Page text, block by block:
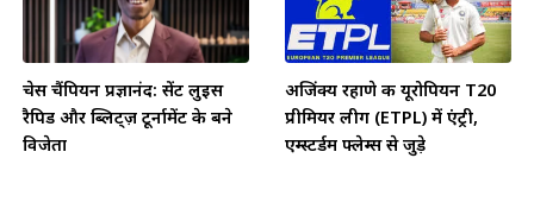
चेस चैंपियन प्रज्ञानंद: सेंट लुइस
रैपिड और ब्लिट्ज़ टूर्नामेंट के बने
विजेता
अजिंक्य रहाणे की यूरोपियन T20
प्रीमियर लीग (ETPL) में एंट्री,
एम्स्टर्डम फ्लेम्स से जुड़े